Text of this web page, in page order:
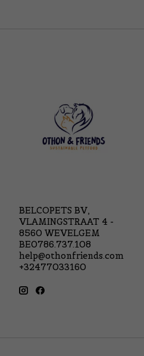
BELCOPETS BV,
VLAMINGSTRAAT 4 -
8560 WEVELGEM
BE0786.737.108
help@othonfriends.com
+32477033160